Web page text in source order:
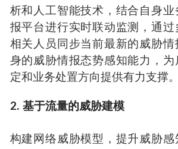
析和人工智能技术，结合自身
报平台进行实时联动监测，通过
相关人员同步当前最新的威胁情
身的威胁情报态势感知能力，为
定和业务处置方向提供有力支撑。
2. 基于流量的威胁建模
构建网络威胁模型，提升威胁